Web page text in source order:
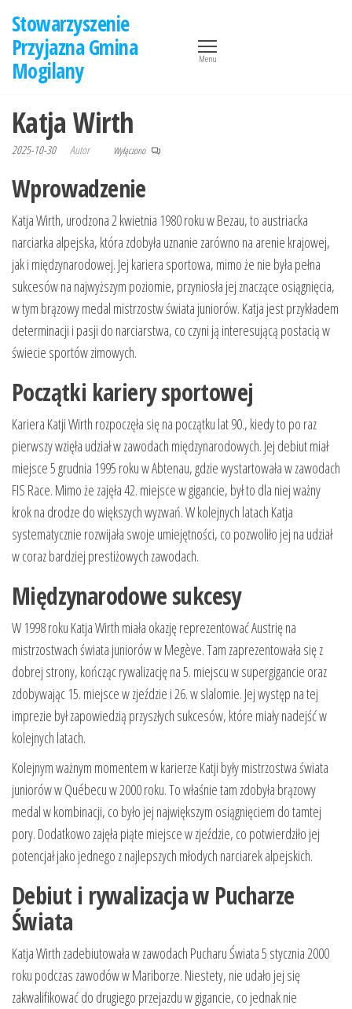
treści
Stowarzyszenie
Przyjazna Gmina
Mogilany
Menu
Katja Wirth
2025-10-30 Autor Wyłączono
Wprowadzenie
Katja Wirth, urodzona 2 kwietnia 1980 roku w Bezau, to austriacka
narciarka alpejska, która zdobyła uznanie zarówno na arenie krajowej,
jak i międzynarodowej. Jej kariera sportowa, mimo że nie była pełna
sukcesów na najwyższym poziomie, przyniosła jej znaczące osiągnięcia,
w tym brązowy medal mistrzostw świata juniorów. Katja jest przykładem
determinacji i pasji do narciarstwa, co czyni ją interesującą postacią w
świecie sportów zimowych.
Początki kariery sportowej
Kariera Katji Wirth rozpoczęła się na początku lat 90., kiedy to po raz
pierwszy wzięła udział w zawodach międzynarodowych. Jej debiut miał
miejsce 5 grudnia 1995 roku w Abtenau, gdzie wystartowała w zawodach
FIS Race. Mimo że zajęła 42. miejsce w gigancie, był to dla niej ważny
krok na drodze do większych wyzwań. W kolejnych latach Katja
systematycznie rozwijała swoje umiejętności, co pozwoliło jej na udział
w coraz bardziej prestiżowych zawodach.
Międzynarodowe sukcesy
W 1998 roku Katja Wirth miała okazję reprezentować Austrię na
mistrzostwach świata juniorów w Megève. Tam zaprezentowała się z
dobrej strony, kończąc rywalizację na 5. miejscu w supergigancie oraz
zdobywając 15. miejsce w zjeździe i 26. w slalomie. Jej występ na tej
imprezie był zapowiedzią przyszłych sukcesów, które miały nadejść w
kolejnych latach.
Kolejnym ważnym momentem w karierze Katji były mistrzostwa świata
juniorów w Québecu w 2000 roku. To właśnie tam zdobyła brązowy
medal w kombinacji, co było jej największym osiągnięciem do tamtej
pory. Dodatkowo zajęła piąte miejsce w zjeździe, co potwierdziło jej
potencjał jako jednego z najlepszych młodych narciarek alpejskich.
Debiut i rywalizacja w Pucharze
Świata
Katja Wirth zadebiutowała w zawodach Pucharu Świata 5 stycznia 2000
roku podczas zawodów w Mariborze. Niestety, nie udało jej się
zakwalifikować do drugiego przejazdu w gigancie, co jednak nie